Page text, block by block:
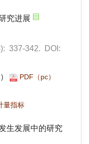
): 337-342. DOI:
)